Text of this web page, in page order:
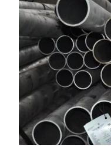
ДОСТАВКА И ОПЛАТА
НАШИ ОБЪЕКТЫ
ОТЗЫВЫ
О НАС
БЛОГ
КОНТАКТЫ